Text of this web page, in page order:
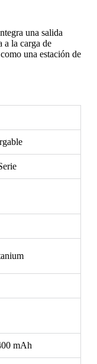
una salida
a la carga de
una estación de
mAh